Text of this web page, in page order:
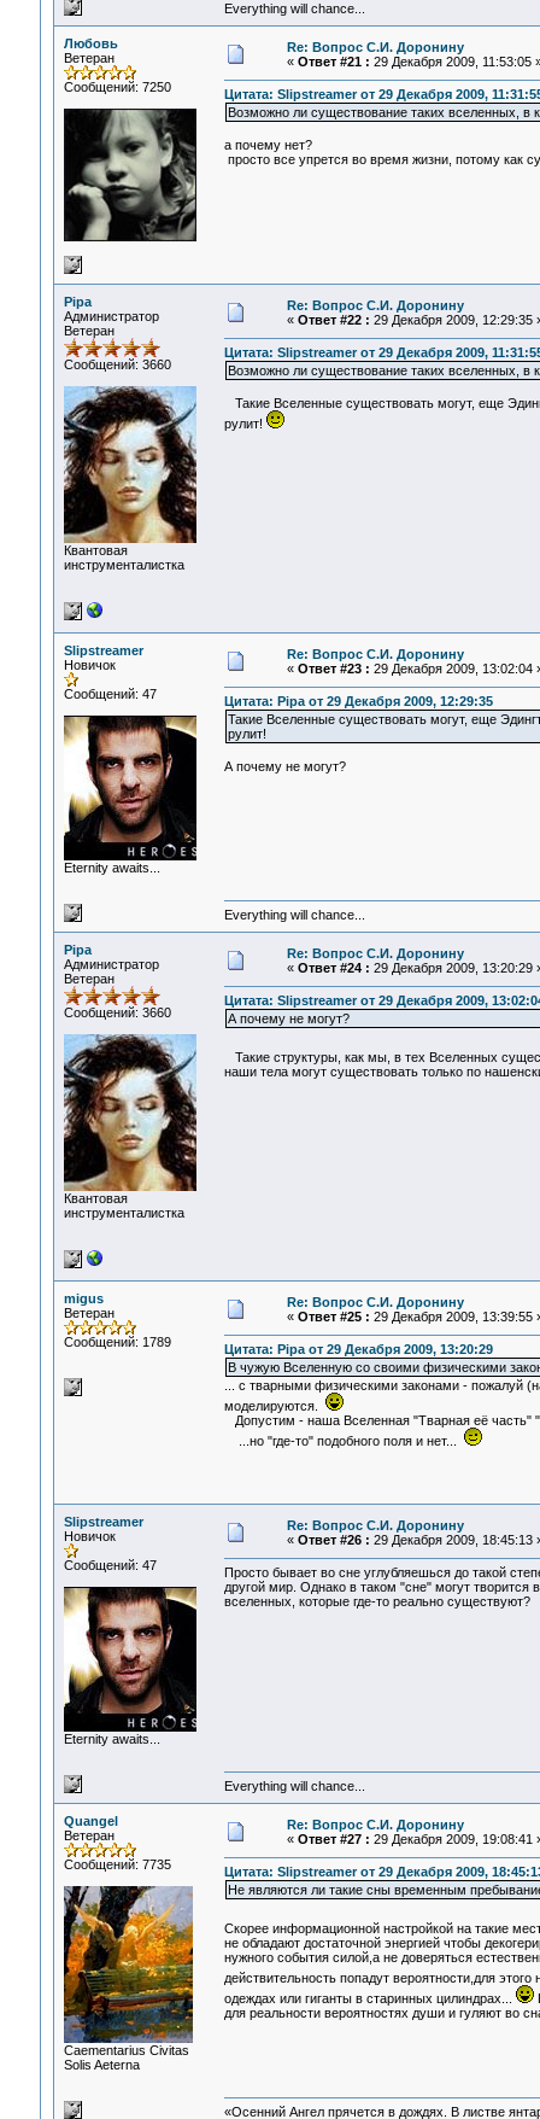
Everything will chance...
Любовь
Ветеран
Сообщений: 7250
Re: Вопрос С.И. Доронину
« Ответ #21 : 29 Декабря 2009, 11:53:05
Цитата: Slipstreamer от 29 Декабря 2009,
Возможно ли существование таких вселенных, в
а почему нет?
просто все упрется во время жизни, потому как
Pipa
Администратор
Ветеран
Сообщений: 3660
Квантовая
инструменталистка
Re: Вопрос С.И. Доронину
« Ответ #22 : 29 Декабря 2009, 12:29:35
Цитата: Slipstreamer от 29 Декабря 2009,
Возможно ли существование таких вселенных, в
Такие Вселенные существовать могут, еще
рулит!
Slipstreamer
Новичок
Сообщений: 47
Eternity awaits...
Re: Вопрос С.И. Доронину
« Ответ #23 : 29 Декабря 2009, 13:02:04
Цитата: Pipa от 29 Декабря 2009, 12:29:35
Такие Вселенные существовать могут, еще
рулит!
А почему не могут?
Everything will chance...
Pipa
Администратор
Ветеран
Сообщений: 3660
Квантовая
инструменталистка
Re: Вопрос С.И. Доронину
« Ответ #24 : 29 Декабря 2009, 13:20:29
Цитата: Slipstreamer от 29 Декабря 2009,
А почему не могут?
Такие структуры, как мы, в тех Вселенных
наши тела могут существовать только по
migus
Ветеран
Сообщений: 1789
Re: Вопрос С.И. Доронину
« Ответ #25 : 29 Декабря 2009, 13:39:55
Цитата: Pipa от 29 Декабря 2009, 13:20:29
В чужую Вселенную со своими физическими
... с тварными физическими законами - пожалуй
моделируются.
Допустим - наша Вселенная "Тварная её часть"
...но "где-то" подобного поля и нет...
Slipstreamer
Новичок
Сообщений: 47
Eternity awaits...
Re: Вопрос С.И. Доронину
« Ответ #26 : 29 Декабря 2009, 18:45:13
Просто бывает во сне углубляешься до такой
другой мир. Однако в таком "сне" могут
вселенных, которые где-то реально существуют?
Everything will chance...
Quangel
Ветеран
Сообщений: 7735
Сaementarius Civitas
Solis Aeterna
Re: Вопрос С.И. Доронину
« Ответ #27 : 29 Декабря 2009, 19:08:41
Цитата: Slipstreamer от 29 Декабря 2009,
Не являются ли такие сны временным
Скорее информационной настройкой на такие
не обладают достаточной энергией чтобы
нужного события силой,а не доверяться
действительность попадут вероятности,для
одеждах или гиганты в старинных цилиндрах...
для реальности вероятностях души и гуляют во
«Осенний Ангел прячется в дождях. В листве